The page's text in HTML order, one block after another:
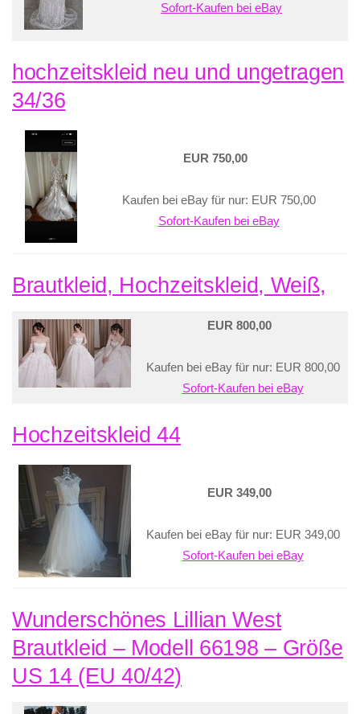
Sofort-Kaufen bei eBay
hochzeitskleid neu und ungetragen
34/36
EUR 750,00
Kaufen bei eBay für nur: EUR 750,00
Sofort-Kaufen bei eBay
Brautkleid, Hochzeitskleid, Weiß,
EUR 800,00
Kaufen bei eBay für nur: EUR 800,00
Sofort-Kaufen bei eBay
Hochzeitskleid 44
EUR 349,00
Kaufen bei eBay für nur: EUR 349,00
Sofort-Kaufen bei eBay
Wunderschönes Lillian West
Brautkleid – Modell 66198 – Größe
US 14 (EU 40/42)